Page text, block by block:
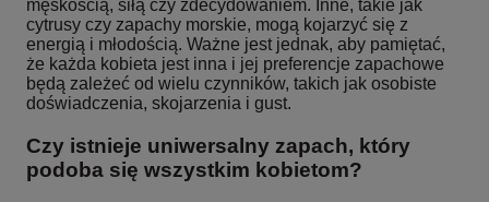
męskością, siłą czy zdecydowaniem. Inne, takie jak
cytrusy czy zapachy morskie, mogą kojarzyć się z
energią i młodością. Ważne jest jednak, aby pamiętać,
że każda kobieta jest inna i jej preferencje zapachowe
będą zależeć od wielu czynników, takich jak osobiste
doświadczenia, skojarzenia i gust.
Czy istnieje uniwersalny zapach, który
podoba się wszystkim kobietom?